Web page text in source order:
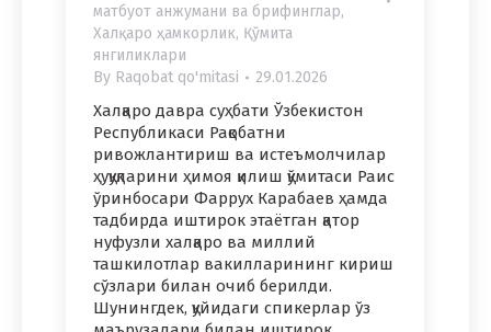
матбуот анжумани ва брифинглар,
Халқаро ҳамкорлик, Қўмита
янгиликлари
By Raqobat qo'mitasi 29.01.2026
Халқаро давра суҳбати Ўзбекистон
Республикаси Рақобатни
ривожлантириш ва истеъмолчилар
ҳуқуқларини ҳимоя қилиш қўмитаси Раис
ўринбосари Фаррух Карабаев ҳамда
тадбирда иштирок этаётган қатор
нуфузли халқаро ва миллий
ташкилотлар вакилларининг кириш
сўзлари билан очиб берилди.
Шунингдек, қуйидаги спикерлар ўз